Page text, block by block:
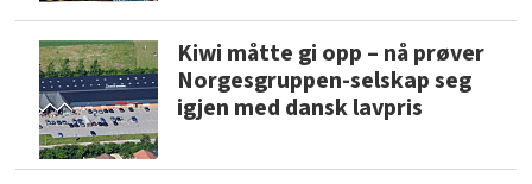
Kiwi måtte gi opp – nå prøver
Norgesgruppen-selskap seg
igjen med dansk lavpris